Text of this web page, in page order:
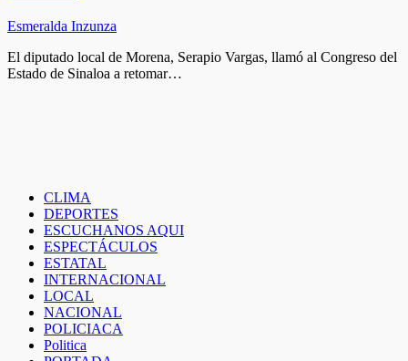
Esmeralda Inzunza
El diputado local de Morena, Serapio Vargas, llamó al Congreso del
Estado de Sinaloa a retomar…
CLIMA
DEPORTES
ESCUCHANOS AQUI
ESPECTÁCULOS
ESTATAL
INTERNACIONAL
LOCAL
NACIONAL
POLICIACA
Politica